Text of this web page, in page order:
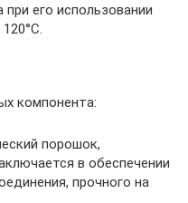
при его использовании
компонента:
порошок,
в обеспечении
прочного на